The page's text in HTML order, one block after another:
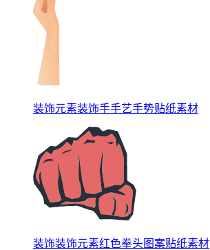
装饰元素装饰手手艺手势贴纸素材
装饰装饰元素红色拳头图案贴纸素材